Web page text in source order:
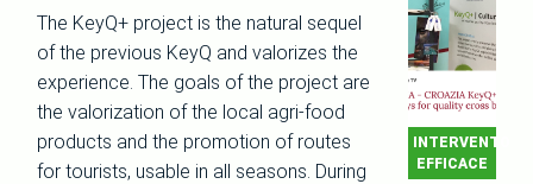
The KeyQ+ project is the natural sequel
of the previous KeyQ and valorizes the
experience. The goals of the project are
the valorization of the local agri-food
products and the promotion of routes
for tourists, usable in all seasons. During
INTERVENTO
EFFICACE